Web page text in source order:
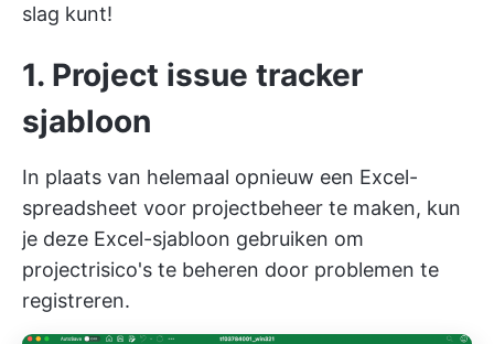
slag kunt!
1. Project issue tracker
sjabloon
In plaats van helemaal opnieuw een Excel-
spreadsheet voor projectbeheer te maken, kun
je deze Excel-sjabloon gebruiken om
projectrisico's te beheren door problemen te
registreren.